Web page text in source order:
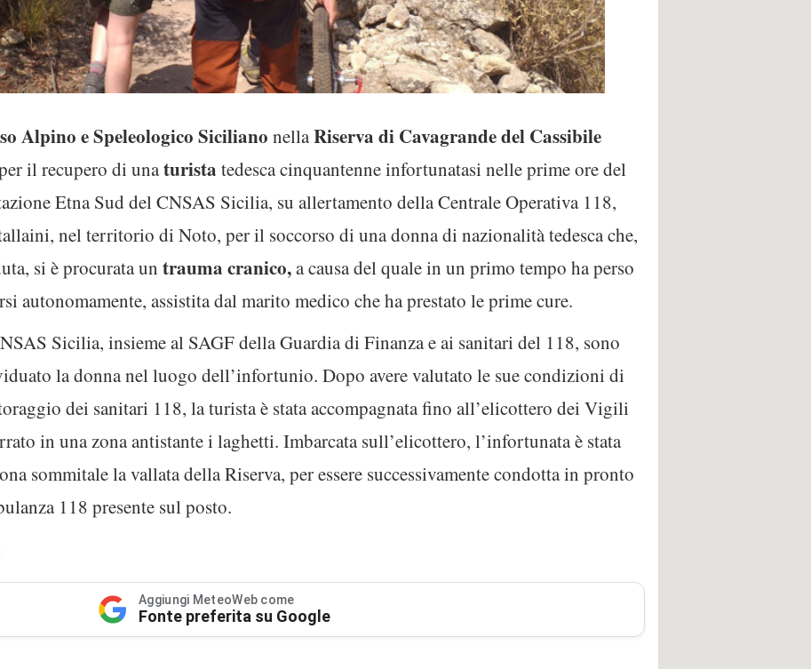
Alpino e Speleologico Siciliano nellaRiserva di Cavagrande del Cassibile
il recupero di unaturista tedesca cinquantenne infortunatasi nelle prime ore del
Etna Sud del CNSAS Sicilia, su allertamento della Centrale Operativa 118,
nel territorio di Noto, per il soccorso di una donna di nazionalità tedesca che,
si è procurata un trauma cranico,a causa del quale in un primo tempo ha perso
autonomamente, assistita dal marito medico che ha prestato le prime cure.
Sicilia, insieme al SAGF della Guardia di Finanza e ai sanitari del 118, sono
la donna nel luogo dell’infortunio. Dopo avere valutato le sue condizioni di
dei sanitari 118, la turista è stata accompagnata fino all’elicottero dei Vigili
in una zona antistante i laghetti. Imbarcata sull’elicottero, l’infortunata è stata
sommitale la vallata della Riserva, per essere successivamente condotta in pronto
118 presente sul posto.
Aggiungi MeteoWeb come
Fonte preferita su Google